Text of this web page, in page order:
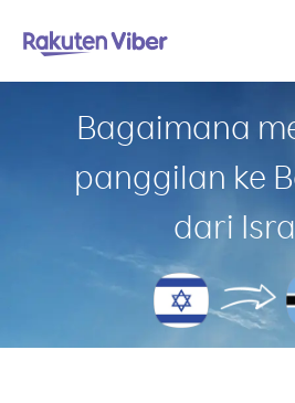
Bagaimana
panggilan ke
dari